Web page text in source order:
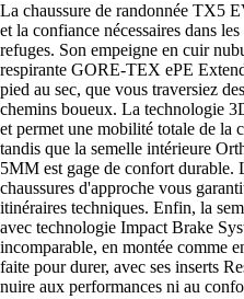
La chaussure de randonnée TX5
et la confiance nécessaires dans
refuges. Son empeigne en cuir
respirante GORE-TEX ePE
pied au sec, que vous traversiez
chemins boueux. La technologie
et permet une mobilité totale de la
tandis que la semelle intérieure
5MM est gage de confort durable.
chaussures d'approche vous
itinéraires techniques. Enfin, la
avec technologie Impact Brake
incomparable, en montée comme
faite pour durer, avec ses inserts
nuire aux performances ni au